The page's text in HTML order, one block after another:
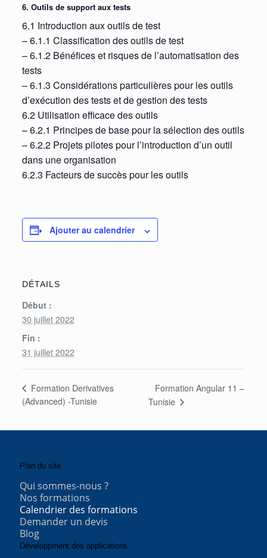
6. Outils de support aux tests
6.1 Introduction aux outils de test
– 6.1.1 Classification des outils de test
– 6.1.2 Bénéfices et risques de l’automatisation des
tests
– 6.1.3 Considérations particulières pour les outils
d’exécution des tests et de gestion des tests
6.2 Utilisation efficace des outils
– 6.2.1 Principes de base pour la sélection des outils
– 6.2.2 Projets pilotes pour l’introduction d’un outil
dans une organisation
6.2.3 Facteurs de succès pour les outils
Ajouter au calendrier
DÉTAILS
Début :
30 juillet 2022
Fin :
31 juillet 2022
Formation Derivatives
(Advanced) -Tunisie
Formation Angular 11 –
Tunisie
Plan du site
Qui sommes-nous ?
Nos formations
Calendrier des formations
Demander un devis
Blog
Développment des applications